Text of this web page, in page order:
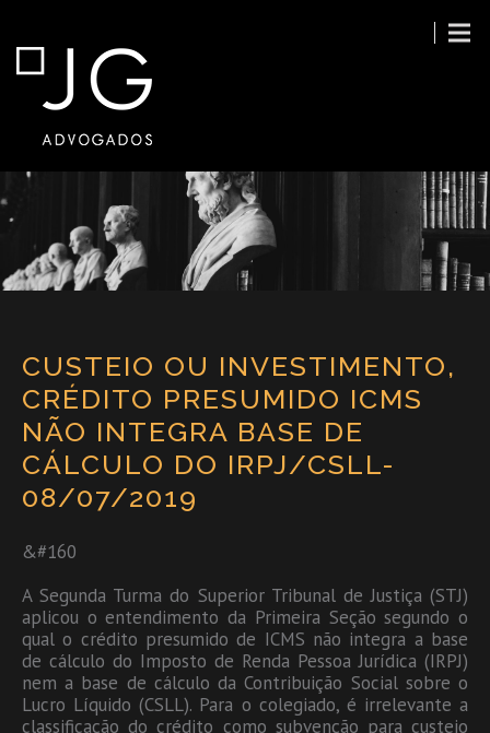
CUSTEIO OU INVESTIMENTO,
CRÉDITO PRESUMIDO ICMS
NÃO INTEGRA BASE DE
CÁLCULO DO IRPJ/CSLL-
08/07/2019
&#160
A Segunda Turma do Superior Tribunal de Justiça (STJ)
aplicou o entendimento da Primeira Seção segundo o
qual o crédito presumido de ICMS não integra a base
de cálculo do Imposto de Renda Pessoa Jurídica (IRPJ)
nem a base de cálculo da Contribuição Social sobre o
Lucro Líquido (CSLL). Para o colegiado, é irrelevante a
classificação do crédito como subvenção para custeio